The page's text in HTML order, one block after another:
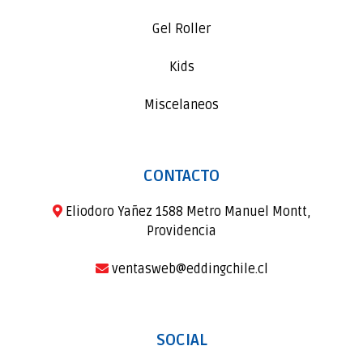
Gel Roller
Kids
Miscelaneos
CONTACTO
Eliodoro Yañez 1588 Metro Manuel Montt,
Providencia
ventasweb@eddingchile.cl
SOCIAL